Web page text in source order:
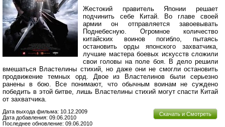
Жестокий правитель Японии решает
подчинить себе Китай. Во главе своей
армии он отправляется завоевывать
Поднебесную. Огромное количество
китайских воинов погибло, пытаясь
остановить орды японского захватчика,
лучшие мастера боевых искусств сложили
свои головы на поле боя. В дело решили
вмешаться Властелины стихий, но даже они не смогли остановить
продвижение темных орд. Двое из Властелинов были серьезно
ранены в бою. Все понимают, что обычным воинам не суждено
победить в этой битве, лишь Властелины стихий могут спасти Китай
от захватчика.
Скачать и Смотреть
Дата выхода фильма: 10.12.2009
Дата добавления: 09.06.2010
Последнее обновление: 09.06.2010